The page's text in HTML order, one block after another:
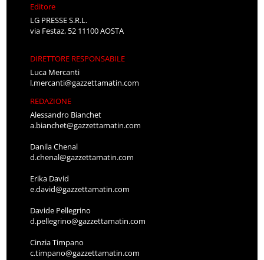
Editore
LG PRESSE S.R.L.
via Festaz, 52 11100 AOSTA
DIRETTORE RESPONSABILE
Luca Mercanti
l.mercanti@gazzettamatin.com
REDAZIONE
Alessandro Bianchet
a.bianchet@gazzettamatin.com
Danila Chenal
d.chenal@gazzettamatin.com
Erika David
e.david@gazzettamatin.com
Davide Pellegrino
d.pellegrino@gazzettamatin.com
Cinzia Timpano
c.timpano@gazzettamatin.com